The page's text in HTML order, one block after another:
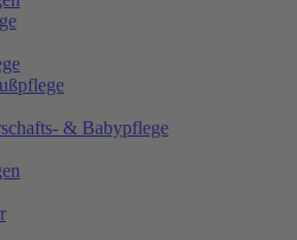
& Babypflege